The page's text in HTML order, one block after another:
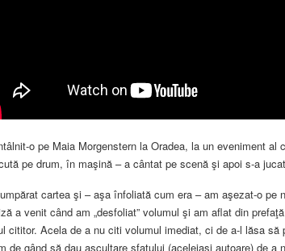
o pe Maia Morgenstern la Oradea, la un eveniment
pe drum, în maşină – a cântat pe scenă şi apoi s-a
cartea şi – aşa înfoliată cum era – am aşezat-o pe
a venit când am „desfoliat” volumul şi am aflat din
cititor. Acela de a nu citi volumul imediat, ci de a-l lăsa
de gând să dau ascultare sfatului (aceleiaşi autoare) de